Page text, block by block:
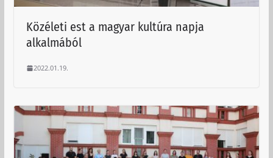
Közéleti est a magyar kultúra napja
alkalmából
2022.01.19.